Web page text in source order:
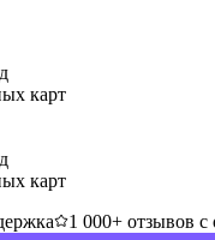
карт
карт
1 000+ отзывов с